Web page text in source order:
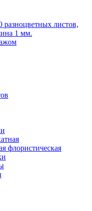
разноцветных листов,
1 мм.
флористическая